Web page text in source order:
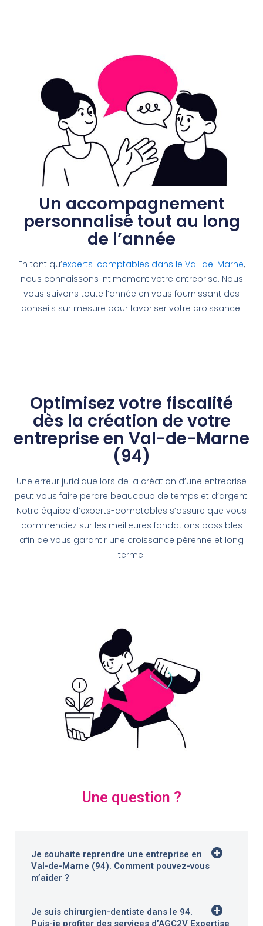
Un accompagnement
personnalisé tout au long
de l’année
En tant qu’experts-comptables dans le Val-de-Marne,
nous connaissons intimement votre entreprise. Nous
vous suivons toute l’année en vous fournissant des
conseils sur mesure pour favoriser votre croissance.
Optimisez votre fiscalité
dès la création de votre
entreprise en Val-de-Marne
(94)
Une erreur juridique lors de la création d’une entreprise
peut vous faire perdre beaucoup de temps et d’argent.
Notre équipe d’experts-comptables s’assure que vous
commenciez sur les meilleures fondations possibles
afin de vous garantir une croissance pérenne et long
terme.
Une question ?
Je souhaite reprendre une entreprise en
Val-de-Marne (94). Comment pouvez-vous
m’aider ?
Je suis chirurgien-dentiste dans le 94.
Puis-je profiter des services d’AGC2V Expertise